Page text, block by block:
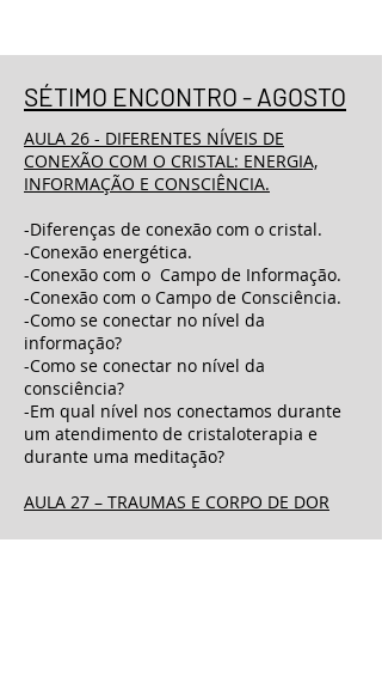
SÉTIMO ENCONTRO - AGOSTO
AULA 26 - DIFERENTES NÍVEIS DE
CONEXÃO COM O CRISTAL: ENERGIA,
INFORMAÇÃO E CONSCIÊNCIA.
-Diferenças de conexão com o cristal.
-Conexão energética.
-Conexão com o Campo de Informação.
-Conexão com o Campo de Consciência.
-Como se conectar no nível da
informação?
-Como se conectar no nível da
consciência?
-Em qual nível nos conectamos durante
um atendimento de cristaloterapia e
durante uma meditação?
AULA 27 – TRAUMAS E CORPO DE DOR
-Como surgem os traumas?